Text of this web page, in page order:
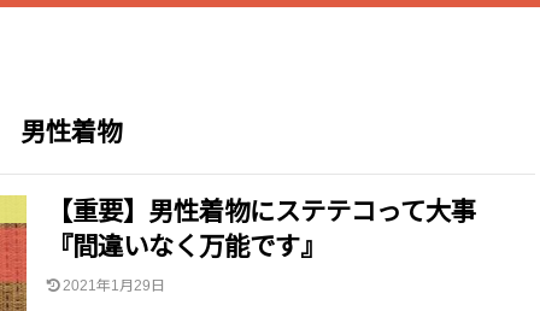
男性着物
【重要】男性着物にステテコって大事
『間違いなく万能です』
2021年1月29日